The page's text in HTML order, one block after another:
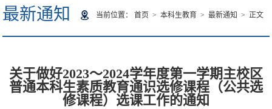
最新通知 当前位置： 首页 > 本科生教育 > 最新通知 > 正文
关于做好2023～2024学年度第一学期主校区
普通本科生素质教育通识选修课程（公共选
修课程）选课工作的通知